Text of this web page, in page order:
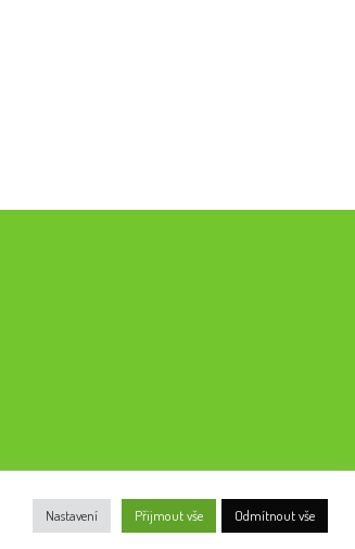
Nastavení Přijmout vše Odmítnout vše